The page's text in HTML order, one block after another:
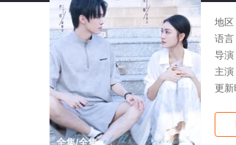
全集/全集
地区
语言
导演
主演
更新